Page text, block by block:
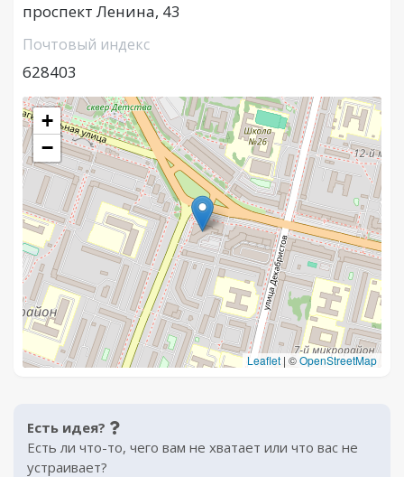
проспект Ленина, 43
Почтовый индекс
628403
+
−
Leaflet | ©OpenStreetMap
Есть идея?
Есть ли что-то, чего вам не хватает или что вас не
устраивает?